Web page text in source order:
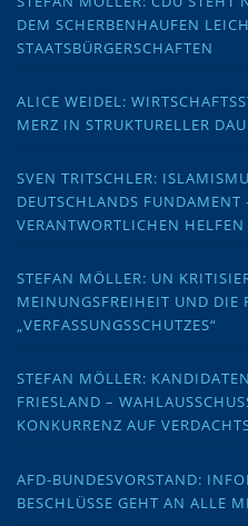
DEM SCHERBENHAUFEN
STAATSBÜRGERSCHAFTEN
ALICE WEIDEL:
MERZ IN STRUKTURELLER
SVEN TRITSCHLER:
DEUTSCHLANDS FUNDAMENT
VERANTWORTLICHEN
STEFAN MÖLLER: UN
MEINUNGSFREIHEIT UND DIE
„VERFASSUNGSSCHUTZES“
STEFAN MÖLLER:
FRIESLAND –
KONKURRENZ AUF
AFD-BUNDESVORSTAND:
BESCHLÜSSE GEHT AN ALLE